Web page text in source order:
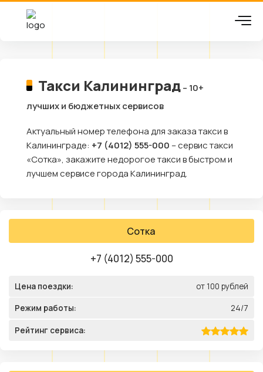
Такси Калининград– 10+
лучших и бюджетных сервисов
Актуальный номер телефона для заказа такси в
Калининграде: +7 (4012) 555-000 – сервис такси
«Сотка», закажите недорогое такси в быстром и
лучшем сервисе города Калининград.
Сотка
+7 (4012) 555-000
Цена поездки: от 100 рублей
Режим работы: 24/7
Рейтинг сервиса: